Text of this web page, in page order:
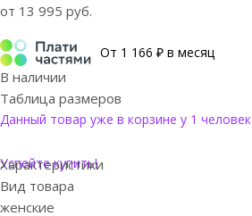
от 13 995 руб.
От 1 166 ₽ в месяц
В наличии
Таблица размеров
Данный товар уже в корзине у 1 человек
Успейте купить!
Характеристики
Вид товара
женские